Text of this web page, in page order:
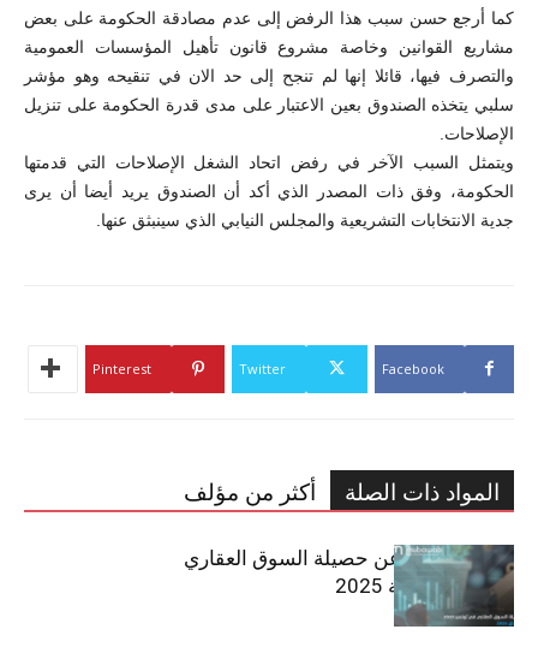
كما أرجع حسن سبب هذا الرفض إلى عدم مصادقة الحكومة على بعض
مشاريع القوانين وخاصة مشروع قانون تأهيل المؤسسات العمومية
والتصرف فيها، قائلا إنها لم تنجح إلى حد الان في تنقيحه وهو مؤشر
سلبي يتخذه الصندوق بعين الاعتبار على مدى قدرة الحكومة على تنزيل
الإصلاحات.
ويتمثل السبب الآخر في رفض اتحاد الشغل الإصلاحات التي قدمتها
الحكومة، وفق ذات المصدر الذي أكد أن الصندوق يريد أيضا أن يرى
جدية الانتخابات التشريعية والمجلس النيابي الذي سينبثق عنها.
Facebook
Twitter
Pinterest
المواد ذات الصلة أكثر من مؤلف
مبوب تكشف عن حصيلة السوق العقاري
في تونس لسنة 2025